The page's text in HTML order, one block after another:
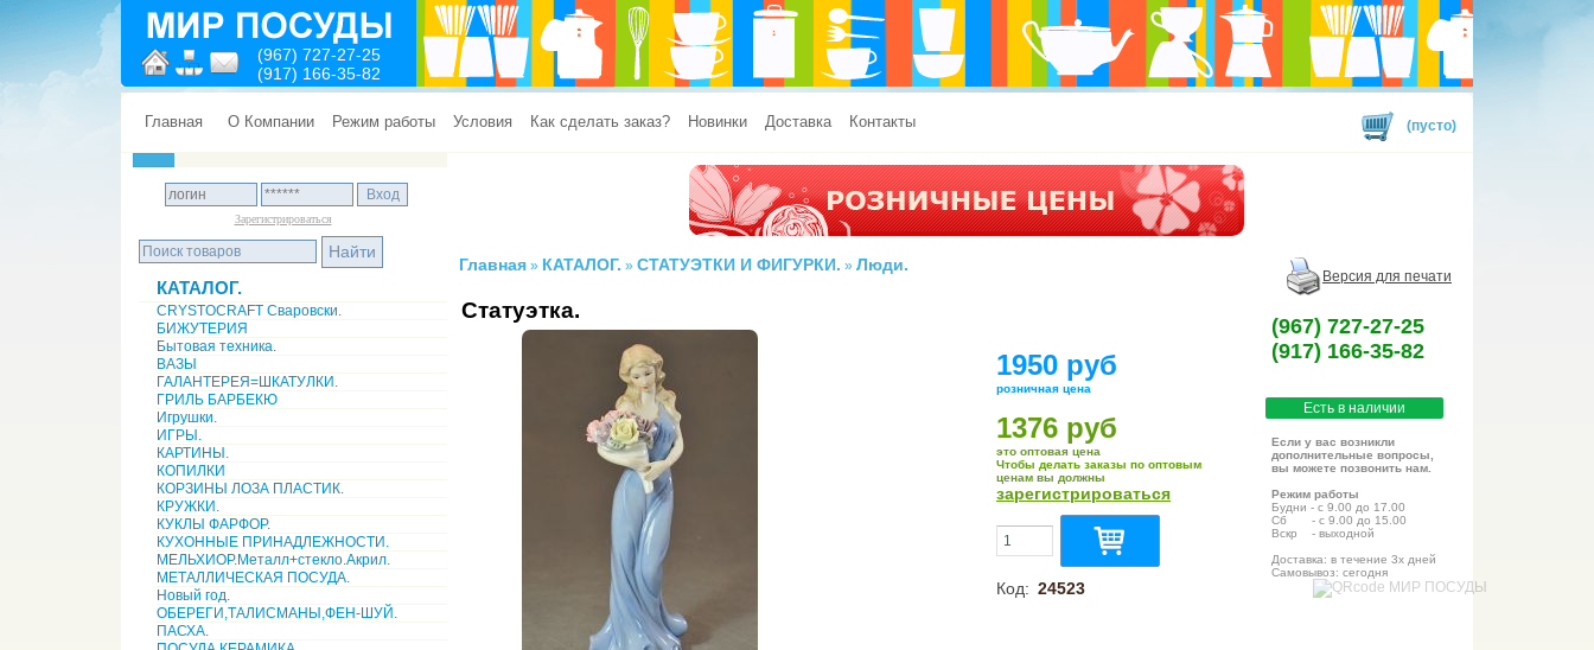
(967) 727-27-25
(917) 166-35-82
Главная О Компании Режим работы Условия Как сделать заказ? Новинки Доставка Контакты (пусто)
Зарегистрироваться
КАТАЛОГ.
CRYSTOCRAFT Сваровски.
БИЖУТЕРИЯ
Бытовая техника.
ВАЗЫ
ГАЛАНТЕРЕЯ=ШКАТУЛКИ.
ГРИЛЬ БАРБЕКЮ
Игрушки.
ИГРЫ.
КАРТИНЫ.
КОПИЛКИ
КОРЗИНЫ ЛОЗА ПЛАСТИК.
КРУЖКИ.
КУКЛЫ ФАРФОР.
КУХОННЫЕ ПРИНАДЛЕЖНОСТИ.
МЕЛЬХИОР.Металл+стекло.Акрил.
МЕТАЛЛИЧЕСКАЯ ПОСУДА.
Новый год.
ОБЕРЕГИ,ТАЛИСМАНЫ,ФЕН-ШУЙ.
ПАСХА.
Главная » КАТАЛОГ. » СТАТУЭТКИ И ФИГУРКИ. » Люди.
Версия для печати
Статуэтка.
(967) 727-27-25
(917) 166-35-82
Есть в наличии
Если у вас возникли
дополнительные вопросы,
вы можете позвонить нам.
Режим работы
Будни - с 9.00 до 17.00
Сб - с 9.00 до 15.00
Вскр - выходной
Доставка: в течение 3х дней
Самовывоз: сегодня
1950 руб
розничная цена
1376 руб
это оптовая цена
Чтобы делать заказы по оптовым
ценам вы должны
зарегистрироваться
Код: 24523